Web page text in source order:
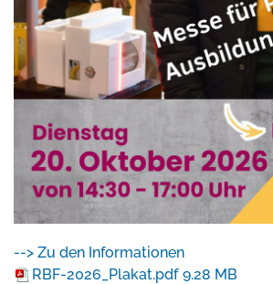
--> Zu den Informationen
RBF-2026_Plakat.pdf 9.28 MB